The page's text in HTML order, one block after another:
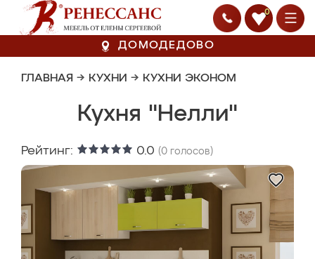
0
ДОМОДЕДОВО
ГЛАВНАЯ → КУХНИ → КУХНИ ЭКОНОМ
Кухня "Нелли"
Рейтинг: 0.0 (0 голосов)